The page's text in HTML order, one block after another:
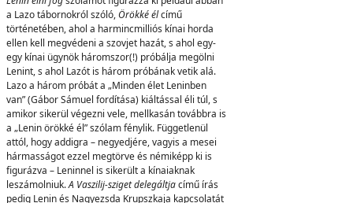
a Lazo tábornokról szóló,Örökké élcímű
történetében, ahol a harmincmilliós kínai horda
ellen kell megvédeni a szovjet hazát, s ahol egy-
egy kínai ügynök háromszor(!) próbálja megölni
Lenint, s ahol Lazót is három próbának vetik alá.
Lazo a három próbát a „Minden élet Leninben
van” (Gábor Sámuel fordítása) kiáltással éli túl, s
amikor sikerül végezni vele, mellkasán továbbra is
a „Lenin örökké él” szólam fénylik. Függetlenül
attól, hogy addigra – negyedjére, vagyis a mesei
hármasságot ezzel megtörve és némiképp ki is
figurázva – Leninnel is sikerült a kínaiaknak
leszámolniuk.A Vaszilij-sziget delegáltjacímű írás
pedig Lenin és Nagyezsda Krupszkaja kapcsolatát